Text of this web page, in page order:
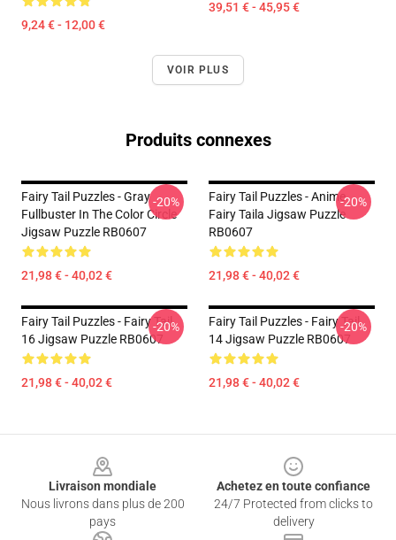
9,24 € - 12,00 €
39,51 € - 45,95 €
VOIR PLUS
Produits connexes
Fairy Tail Puzzles - Gray
Fullbuster In The Color Circle
Jigsaw Puzzle RB0607
21,98 € - 40,02 €
-20%
Fairy Tail Puzzles - Anime
Fairy Taila Jigsaw Puzzle
RB0607
21,98 € - 40,02 €
-20%
Fairy Tail Puzzles - Fairy Tail
16 Jigsaw Puzzle RB0607
21,98 € - 40,02 €
-20%
Fairy Tail Puzzles - Fairy Tail
14 Jigsaw Puzzle RB0607
21,98 € - 40,02 €
-20%
Livraison mondiale
Nous livrons dans plus de 200
pays
Achetez en toute confiance
24/7 Protected from clicks to
delivery